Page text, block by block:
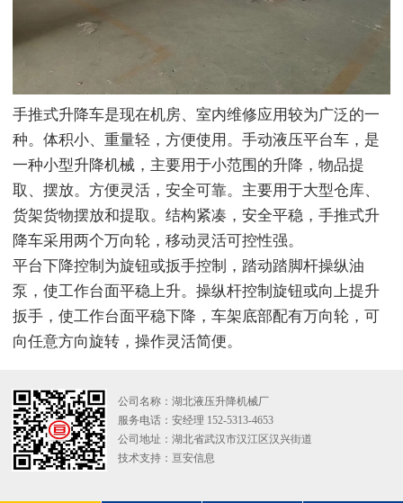
手推式升降车是现在机房、室内维修应用较为广泛的一
种。体积小、重量轻，方便使用。手动液压平台车，是
一种小型升降机械，主要用于小范围的升降，物品提
取、摆放。方便灵活，安全可靠。主要用于大型仓库、
货架货物摆放和提取。结构紧凑，安全平稳，手推式升
降车采用两个万向轮，移动灵活可控性强。
平台下降控制为旋钮或扳手控制，踏动踏脚杆操纵油
泵，使工作台面平稳上升。操纵杆控制旋钮或向上提升
扳手，使工作台面平稳下降，车架底部配有万向轮，可
向任意方向旋转，操作灵活简便。
公司名称：湖北液压升降机械厂
服务电话：安经理 152-5313-4653
公司地址：湖北省武汉市汉江区汉兴街道
技术支持： 亘安信息